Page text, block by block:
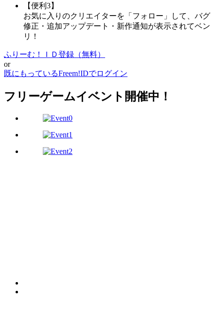
【便利3】
お気に入りのクリエイターを「フォロー」して、バグ
修正・追加アップデート・新作通知が表示されてベン
リ！
ふりーむ！ＩＤ登録（無料）
or
既にもっているFreem!IDでログイン
フリーゲームイベント開催中！